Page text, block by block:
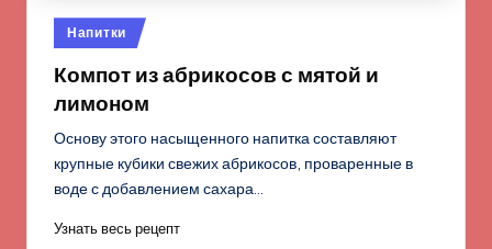
Опубликовано
в
Напитки
Компот из абрикосов с мятой и
лимоном
Основу этого насыщенного напитка составляют
крупные кубики свежих абрикосов, проваренные в
воде с добавлением сахара…
Узнать весь рецепт